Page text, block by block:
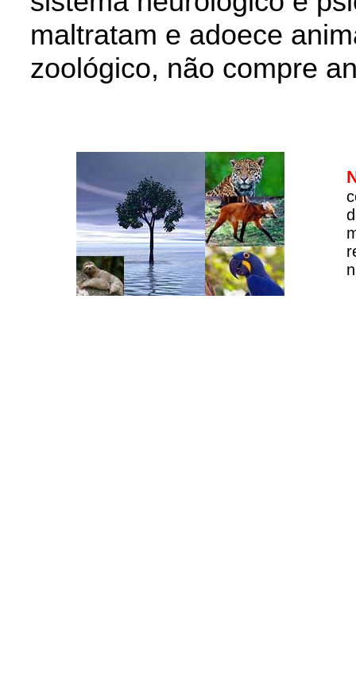
maltratam e adoece
zoológico, não compre